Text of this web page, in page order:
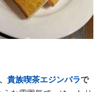
貴族喫茶エジンバラで